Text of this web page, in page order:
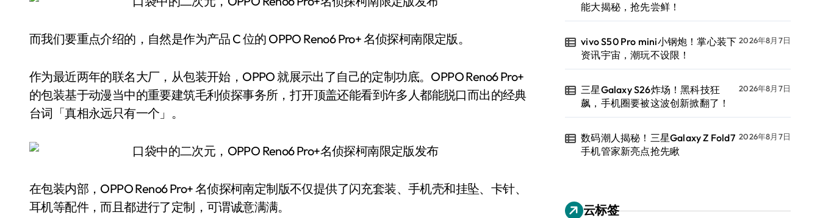
而我们要重点介绍的，自然是作为产品 C 位的 OPPO Reno6 Pro+ 名侦探柯南限定版。
作为最近两年的联名大厂，从包装开始，OPPO 就展示出了自己的定制功底。OPPO Reno6 Pro+
的包装基于动漫当中的重要建筑毛利侦探事务所，打开顶盖还能看到许多人都能脱口而出的经典
台词「真相永远只有一个」。
在包装内部，OPPO Reno6 Pro+ 名侦探柯南定制版不仅提供了闪充套装、手机壳和挂坠、卡针、
耳机等配件，而且都进行了定制，可谓诚意满满。
能大揭秘，抢先尝鲜！
vivo S50 Pro mini小钢炮！掌心装下
资讯宇宙，潮玩不设限！
2026年8月7日
三星Galaxy S26炸场！黑科技狂
飙，手机圈要被这波创新掀翻了！
2026年8月7日
数码潮人揭秘！三星Galaxy Z Fold7
手机管家新亮点抢先瞅
2026年8月7日
云标签